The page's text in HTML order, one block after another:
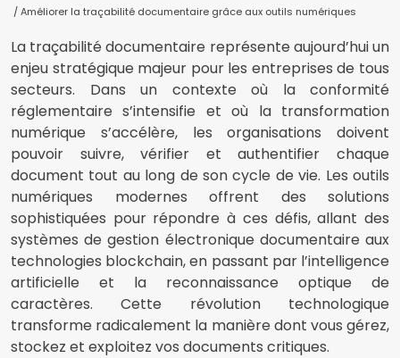
/ Améliorer la traçabilité documentaire grâce aux outils numériques
La traçabilité documentaire représente aujourd’hui un
enjeu stratégique majeur pour les entreprises de tous
secteurs. Dans un contexte où la conformité
réglementaire s’intensifie et où la transformation
numérique s’accélère, les organisations doivent
pouvoir suivre, vérifier et authentifier chaque
document tout au long de son cycle de vie. Les outils
numériques modernes offrent des solutions
sophistiquées pour répondre à ces défis, allant des
systèmes de gestion électronique documentaire aux
technologies blockchain, en passant par l’intelligence
artificielle et la reconnaissance optique de
caractères. Cette révolution technologique
transforme radicalement la manière dont vous gérez,
stockez et exploitez vos documents critiques.